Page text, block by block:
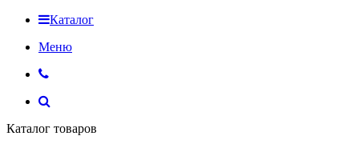
Каталог
Меню
Каталог товаров